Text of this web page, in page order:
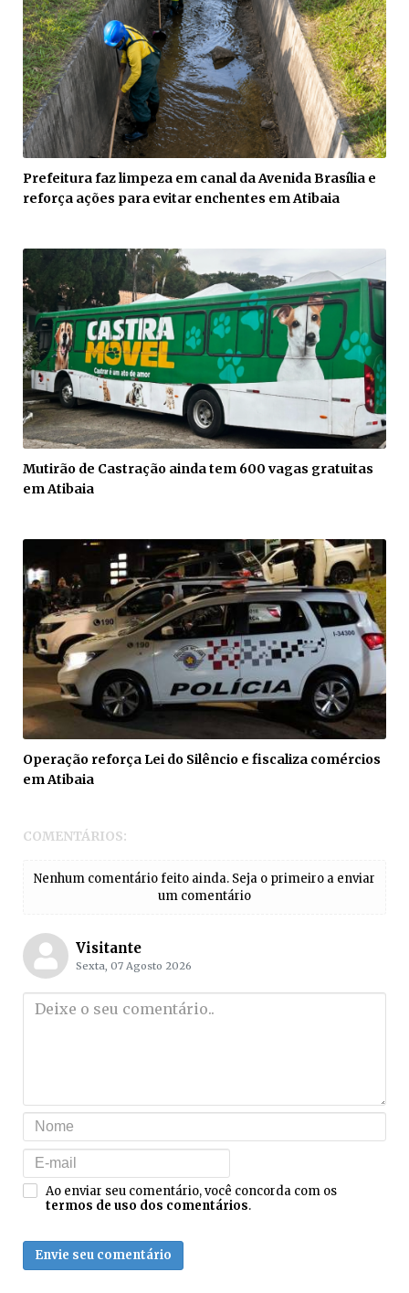
Prefeitura faz limpeza em canal da Avenida Brasília e
reforça ações para evitar enchentes em Atibaia
Mutirão de Castração ainda tem 600 vagas gratuitas
em Atibaia
Operação reforça Lei do Silêncio e fiscaliza comércios
em Atibaia
COMENTÁRIOS:
Nenhum comentário feito ainda. Seja o primeiro a enviar
um comentário
Visitante
Sexta, 07 Agosto 2026
Ao enviar seu comentário, você concorda com os
termos de uso dos comentários.
Envie seu comentário